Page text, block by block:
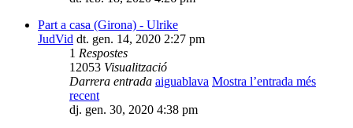
Part a casa (Girona) - Ulrike
JudVid dt. gen. 14, 2020 2:27 pm
1 Respostes
12053 Visualització
Darrera entrada aiguablava Mostra l’entrada més
recent
dj. gen. 30, 2020 4:38 pm